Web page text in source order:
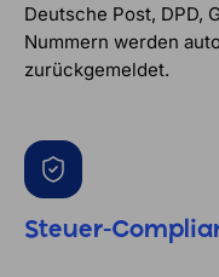
Deutsche Post, DPD,
Nummern werden
zurückgemeldet.
Steuer-